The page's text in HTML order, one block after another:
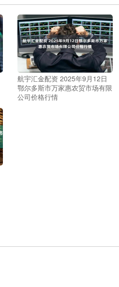
航宇汇金配资 2025年9月12日
鄂尔多斯市万家惠农贸市场有限
公司价格行情